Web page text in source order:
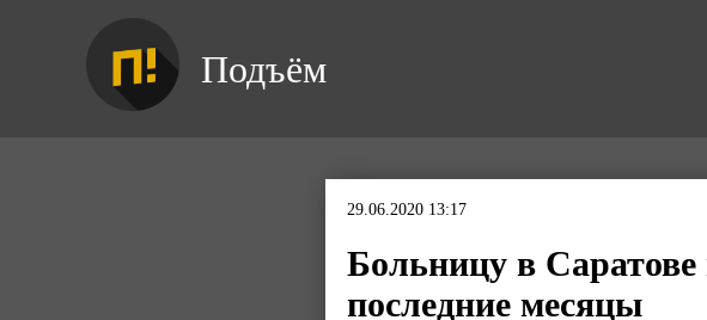
Подъём
29.06.2020 13:17
Больницу в Саратове
последние месяцы